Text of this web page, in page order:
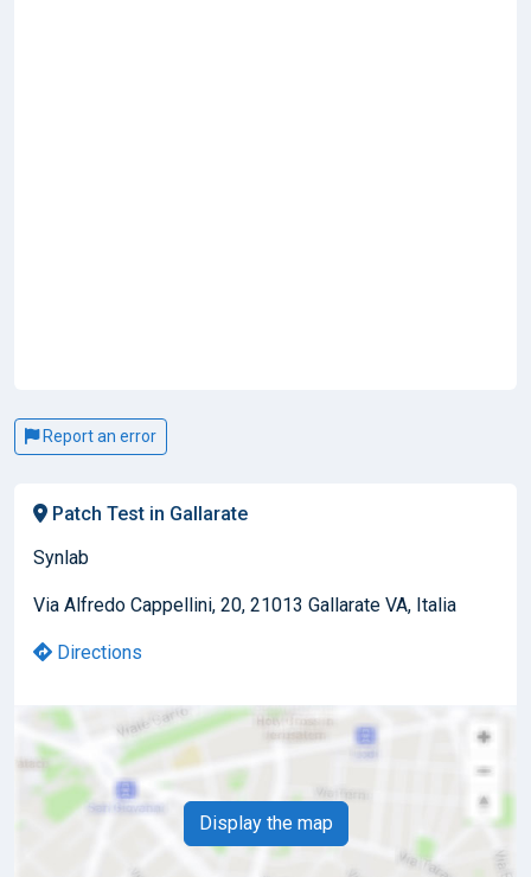
Report an error
Patch Test in Gallarate
Synlab
Via Alfredo Cappellini, 20, 21013 Gallarate VA, Italia
Directions
Display the map